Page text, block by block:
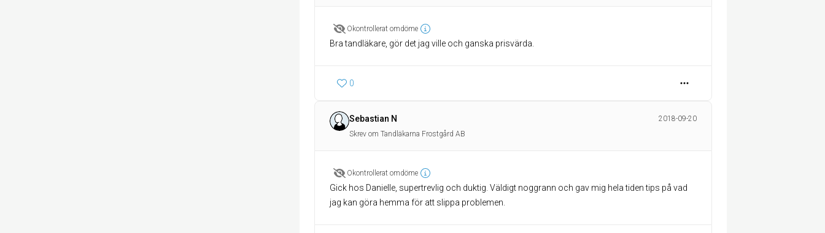
Okontrollerat omdöme
Bra tandläkare, gör det jag ville och ganska prisvärda.
0
Sebastian N
2018-09-20
Skrev om Tandläkarna Frostgård AB
Okontrollerat omdöme
Gick hos Danielle, supertrevlig och duktig. Väldigt noggrann och gav mig hela tiden tips på vad
jag kan göra hemma för att slippa problemen.